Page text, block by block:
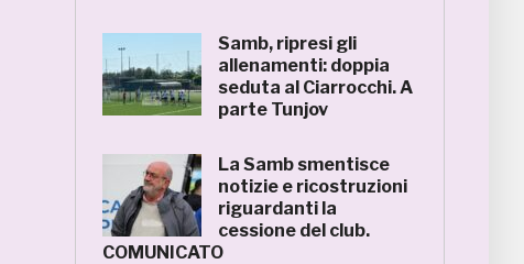
Samb, ripresi gli
allenamenti: doppia
seduta al Ciarrocchi. A
parte Tunjov
La Samb smentisce
notizie e ricostruzioni
riguardanti la
cessione del club.
COMUNICATO